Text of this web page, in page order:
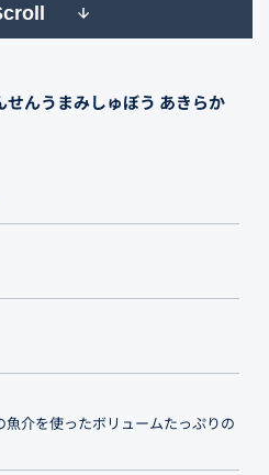
んうまみしゅぼう あきらか
介を使ったボリュームたっぷりの